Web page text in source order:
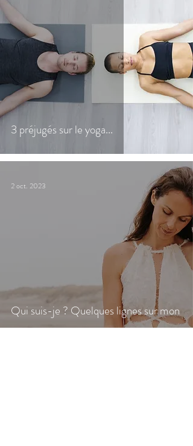
3 préjugés sur le yoga...
Qui suis-je ? Quelques lignes sur mon
parcours...
2 oct. 2023